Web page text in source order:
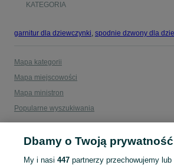
KATEGORIA
garnitur dla dziewczynki, spodnie dzwony dla
Mapa kategorii
Mapa miejscowości
Mapa ministron
Popularne wyszukiwania
Dbamy o Twoją prywatność
My i nasi447 partnerzy przechowujemy